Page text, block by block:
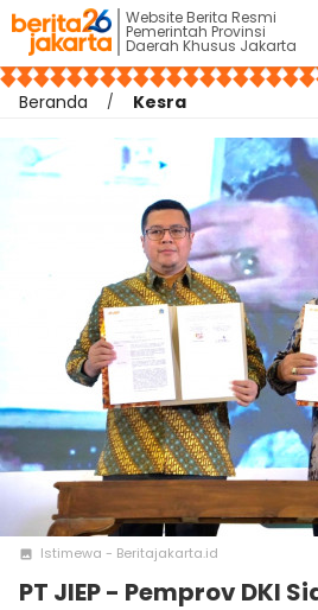
Website Berita Resmi
Pemerintah Provinsi
Daerah Khusus Jakarta
Beranda Kesra
photo Istimewa - Beritajakarta.id
PT JIEP - Pemprov DKI